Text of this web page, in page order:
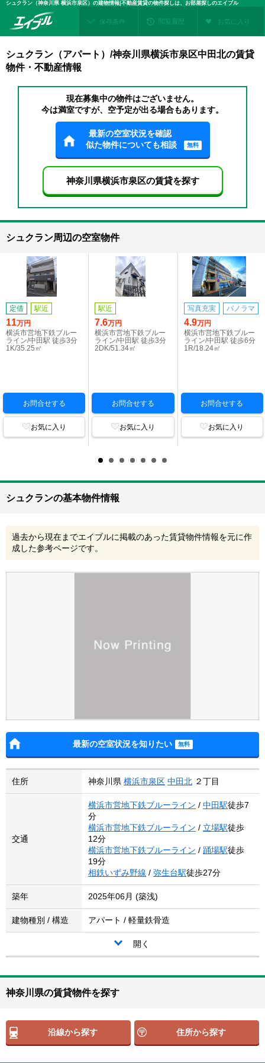
シュクラン（神奈川県 横浜市泉区）の建物情報|不動産賃貸の物件探しは、お部屋探しのエイブル
保存条件 閲覧履歴 お気に入り
シュクラン（アパート）/神奈川県横浜市泉区中田北の賃貸
物件・不動産情報
現在募集中の物件はございません。
今は満室ですが、空予定が出る場合もあります。
最新の空室状況を確認
似た物件についても相談
無料
神奈川県横浜市泉区の賃貸を探す
シュクラン周辺の空室物件
定借 駅近
11万円
横浜市営地下鉄ブルー
ライン/中田駅 徒歩3分
1K/35.25㎡
お問合せする
お気に入り
駅近
7.6万円
横浜市営地下鉄ブルー
ライン/中田駅 徒歩3分
2DK/51.34㎡
お問合せする
お気に入り
写真充実 パノラマ
4.9万円
横浜市営地下鉄ブルー
ライン/中田駅 徒歩6分
1R/18.24㎡
お問合せする
お気に入り
シュクランの基本物件情報
過去から現在までエイブルに掲載のあった賃貸物件情報を元に作
成した参考ページです。
最新の空室状況を知りたい
住所 神奈川県 横浜市泉区 中田北 ２丁目
交通
横浜市営地下鉄ブルーライン / 中田駅徒歩7
分
横浜市営地下鉄ブルーライン / 立場駅徒歩
12分
横浜市営地下鉄ブルーライン / 踊場駅徒歩
19分
相鉄いずみ野線 / 弥生台駅徒歩27分
築年 2025年06月 (築浅)
建物種別 / 構造 アパート / 軽量鉄骨造
開く
神奈川県の賃貸物件を探す
沿線から探す 住所から探す